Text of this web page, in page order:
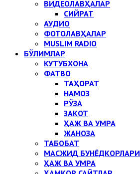
ВИДЕОЛАВҲАЛАР
СИЙРАТ
АУДИО
ФОТОЛАВҲАЛАР
MUSLIM RADIO
БЎЛИМЛАР
КУТУБХОНА
ФАТВО
ТАҲОРАТ
НАМОЗ
РЎЗА
ЗАКОТ
ҲАЖ ВА УМРА
ЖАНОЗА
ТАБОБАТ
МАСЖИД БУНЁДКОРЛАРИ
ҲАЖ ВА УМРА